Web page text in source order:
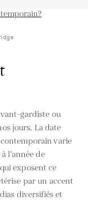
gardiste ou
jours. La date
varie
l'année de
exposent ce
par un accent
diversifiés et